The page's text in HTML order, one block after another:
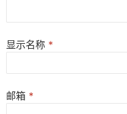
显示名称 *
邮箱 *